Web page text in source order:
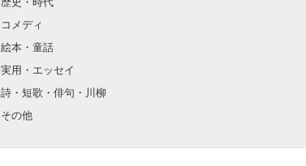
コメディ
絵本・童話
実用・エッセイ
詩・短歌・俳句・川柳
その他